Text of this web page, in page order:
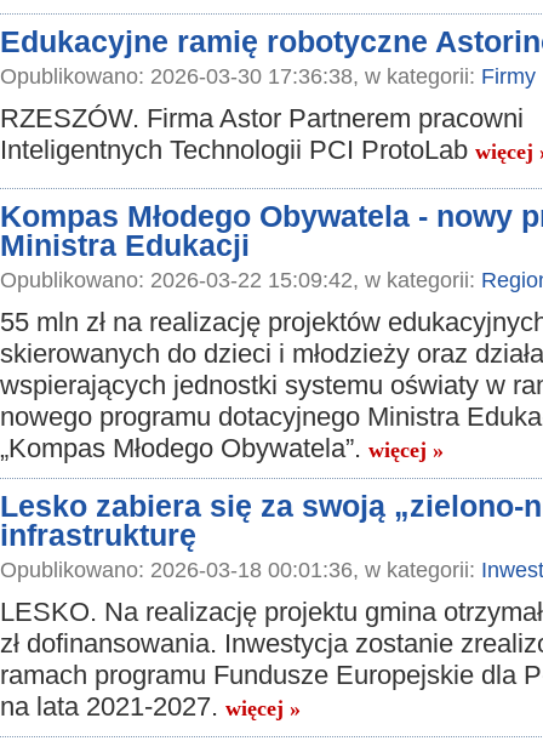
Edukacyjne ramię robotyczne
Opublikowano: 2026-03-30 17:36:38, w kategorii: Firmy
RZESZÓW. Firma Astor Partnerem pracowni
Inteligentnych Technologii PCI ProtoLab więcej
Kompas Młodego Obywatela - nowy
Ministra Edukacji
Opublikowano: 2026-03-22 15:09:42, w kategorii:
55 mln zł na realizację projektów
skierowanych do dzieci i młodzieży oraz
wspierających jednostki systemu oświaty w
nowego programu dotacyjnego Ministra
„Kompas Młodego Obywatela”. więcej »
Lesko zabiera się za swoją „zielono-
infrastrukturę
Opublikowano: 2026-03-18 00:01:36, w kategorii:
LESKO. Na realizację projektu gmina
zł dofinansowania. Inwestycja zostanie
ramach programu Fundusze Europejskie dla
na lata 2021-2027. więcej »